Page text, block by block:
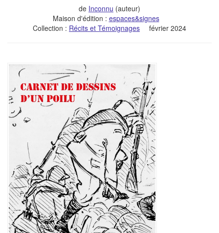
de Inconnu (auteur)
Maison d'édition : espaces&signes
Collection : Récits et Témoignages février 2024